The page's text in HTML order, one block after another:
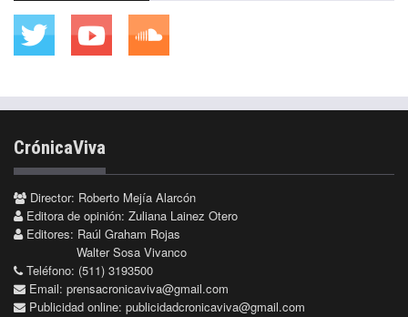
CrónicaViva
Director: Roberto Mejía Alarcón
Editora de opinión: Zuliana Lainez Otero
Editores: Raúl Graham Rojas
Walter Sosa Vivanco
Teléfono: (511) 3193500
Email: prensacronicaviva@gmail.com
Publicidad online: publicidadcronicaviva@gmail.com